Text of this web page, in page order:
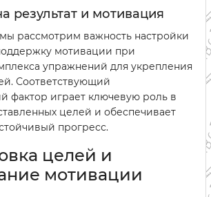
результат и мотивация
рассмотрим важность настройки
мотивации при
упражнений для укрепления
Соответствующий
фактор играет ключевую роль в
целей и обеспечивает
прогресс.
целей и
мотивации